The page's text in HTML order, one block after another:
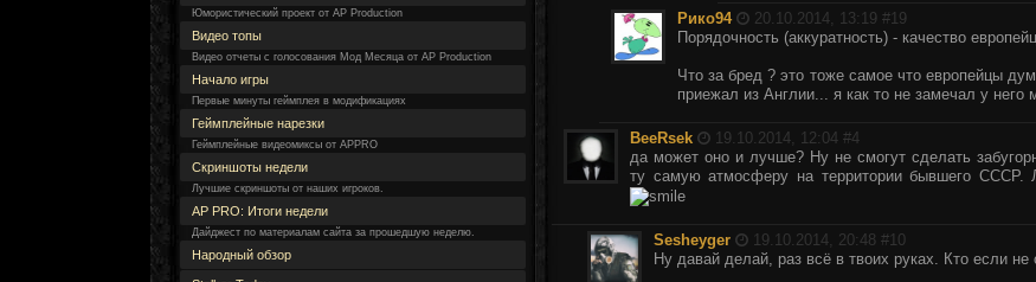
Рико94 20.10.2014, 13:19 #19
Порядочность (аккуратность) - качество
Что за бред ? это тоже самое что европейцы
приежал из Англии... я как то не замечал у него
BeeRsek 19.10.2014, 12:04 #4
да может оно и лучше? Ну не смогут сделать
ту самую атмосферу на территории бывшего СССР.
Sesheyger 19.10.2014, 20:48 #10
Ну давай делай, раз всё в твоих руках. Кто если
Юмористический проект от AP Production
Видео топы
Видео отчеты с голосования Мод Месяца от AP Production
Начало игры
Первые минуты геймплея в модификациях
Геймплейные нарезки
Геймплейные видеомиксы от APPRO
Скриншоты недели
Лучшие скриншоты от наших игроков.
AP PRO: Итоги недели
Дайджест по материалам сайта за прошедшую неделю.
Народный обзор